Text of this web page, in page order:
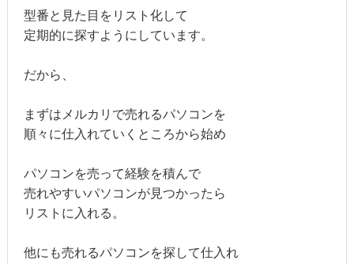
型番と見た目をリスト化して
定期的に探すようにしています。
だから、
まずはメルカリで売れるパソコンを
順々に仕入れていくところから始め
パソコンを売って経験を積んで
売れやすいパソコンが見つかったら
リストに入れる。
他にも売れるパソコンを探して仕入れ